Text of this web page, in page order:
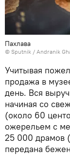
Пахлава
© Sputnik / Andranik
Учитывая
продажа в
день. Вся
начиная со
(около 60
ожерельем с
25 000 драмов
передана